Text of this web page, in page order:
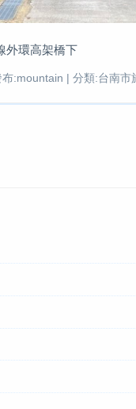
外環高架橋下
:mountain | 分類:台南市